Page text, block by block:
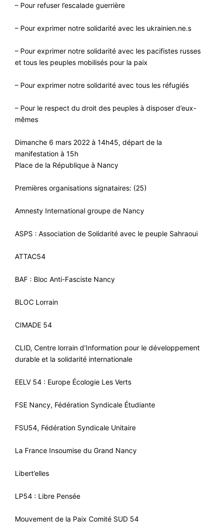
– Pour refuser l’escalade guerrière
– Pour exprimer notre solidarité avec les ukrainien.ne.s
– Pour exprimer notre solidarité avec les pacifistes russes
et tous les peuples mobilisés pour la paix
– Pour exprimer notre solidarité avec tous les réfugiés
– Pour le respect du droit des peuples à disposer d’eux-
mêmes
Dimanche 6 mars 2022 à 14h45, départ de la
manifestation à 15h
Place de la République à Nancy
Premières organisations signataires: (25)
Amnesty International groupe de Nancy
ASPS : Association de Solidarité avec le peuple Sahraoui
ATTAC54
BAF : Bloc Anti-Fasciste Nancy
BLOC Lorrain
CIMADE 54
CLID, Centre lorrain d’Information pour le développement
durable et la solidarité internationale
EELV 54 : Europe Écologie Les Verts
FSE Nancy, Fédération Syndicale Étudiante
FSU54, Fédération Syndicale Unitaire
La France Insoumise du Grand Nancy
Libert’elles
LP54 : Libre Pensée
Mouvement de la Paix Comité SUD 54